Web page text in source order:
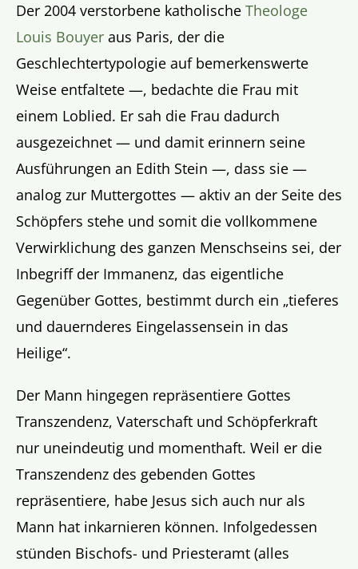
Der 2004 verstorbene katholische Theologe
Louis Bouyer aus Paris, der die
Geschlechtertypologie auf bemerkenswerte
Weise entfaltete —, bedachte die Frau mit
einem Loblied. Er sah die Frau dadurch
ausgezeichnet — und damit erinnern seine
Ausführungen an Edith Stein —, dass sie —
analog zur Muttergottes — aktiv an der Seite des
Schöpfers stehe und somit die vollkommene
Verwirklichung des ganzen Menschseins sei, der
Inbegriff der Immanenz, das eigentliche
Gegenüber Gottes, bestimmt durch ein „tieferes
und dauernderes Eingelassensein in das
Heilige“.
Der Mann hingegen repräsentiere Gottes
Transzendenz, Vaterschaft und Schöpferkraft
nur uneindeutig und momenthaft. Weil er die
Transzendenz des gebenden Gottes
repräsentiere, habe Jesus sich auch nur als
Mann hat inkarnieren können. Infolgedessen
stünden Bischofs- und Priesteramt (alles